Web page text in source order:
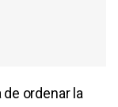
ordenar la